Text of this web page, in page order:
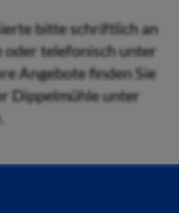
bitte schriftlich an
oder telefonisch unter
Angebote finden Sie
Dippelmühle unter